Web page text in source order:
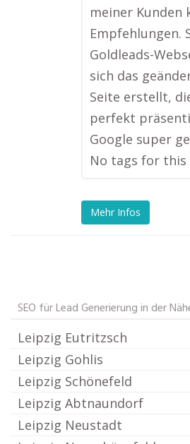
meiner Kunden
Empfehlungen.
Goldleads-
sich das
Seite erstellt,
perfekt
Google super
No tags for this
Mehr Infos
SEO für Lead Generierung in der
Leipzig Eutritzsch
Leipzig Gohlis
Leipzig Schönefeld
Leipzig Abtnaundorf
Leipzig Neustadt